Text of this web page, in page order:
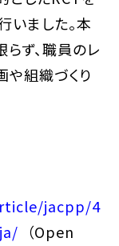
いました。本
ず、職員のレ
組織づくり
jacpp/4
（Open